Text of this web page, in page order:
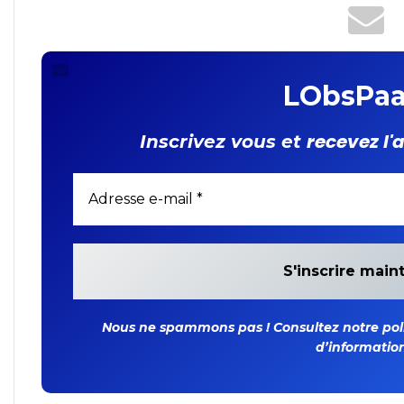
Représentant résident du
FIDA
Inscrivez vous et recevez
Nous ne spammons pas ! Consultez notre